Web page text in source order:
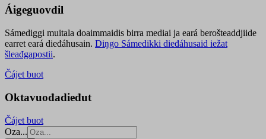
Áigeguovdil
Sámediggi muitala doaimmaidis birra mediai ja eará berošteaddjiide
earret eará dieđáhusain. Diŋgo Sámedikki dieđáhusaid iežat
šleađgapostii.
Čájet buot
Oktavuođadieđut
Čájet buot
Oza...